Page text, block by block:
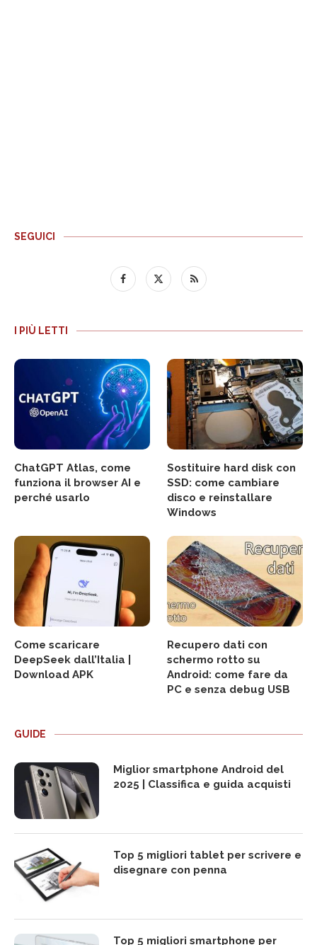
SEGUICI
I PIÙ LETTI
ChatGPT Atlas, come
funziona il browser AI e
perché usarlo
Sostituire hard disk con
SSD: come cambiare
disco e reinstallare
Windows
Come scaricare
DeepSeek dall’Italia |
Download APK
Recupero dati con
schermo rotto su
Android: come fare da
PC e senza debug USB
GUIDE
Miglior smartphone Android del
2025 | Classifica e guida acquisti
Top 5 migliori tablet per scrivere e
disegnare con penna
Top 5 migliori smartphone per